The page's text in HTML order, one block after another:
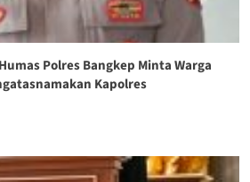
Polres Bangkep Minta Warga
Kapolres